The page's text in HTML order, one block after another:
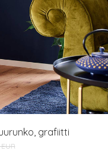
grafiitti